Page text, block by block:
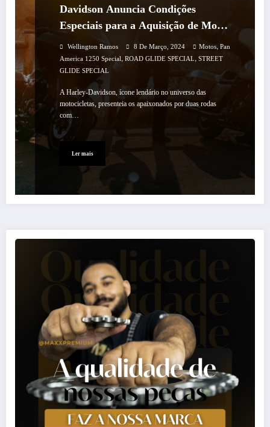
Davidson Anuncia Condições
Especiais para a Aquisição de Motos
até 31 de Março
Wellington Ramos 8 De Março, 2024 Motos, Pan
America 1250 Special, ROAD GLIDE SPECIAL, STREET
GLIDE SPECIAL
A Harley-Davidson, ícone lendário no universo das
motocicletas, presenteia os apaixonados por duas rodas
com…
Ler mais